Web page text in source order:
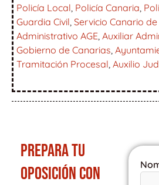
Policía Local Policía Canaria
Guardia Civil Servicio Canario
Administrativo AGE Auxiliar
Gobierno de Canarias
Tramitación Procesal Auxilio
PREPARA TU
OPOSICIÓN CON